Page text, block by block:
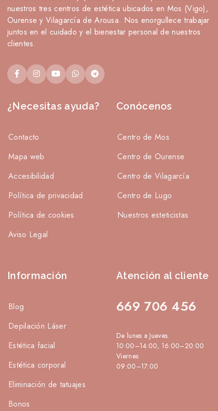
nuestros tres centros de estética ubicados en Mos (Vigo),
Ourense y Vilagarcía de Arousa. Nos enorgullece trabajar
juntos en el cuidado y el bienestar personal de nuestros
clientes.
¿Necesitas ayuda?
Contacto
Mapa web
Accesibilidad
Política de privacidad
Política de cookies
Aviso Legal
Conócenos
Centro de Mos
Centro de Ourense
Centro de Vilagarcía
Centro de Lugo
Nuestros esteticistas
Información
Blog
Depilación Láser
Estética facial
Estética corporal
Eliminación de tatuajes
Bonos
Atención al cliente
669 706 456
De lunes a Jueves:
10:00–14:00, 16:00–20:00
Viernes:
09:00–17:00